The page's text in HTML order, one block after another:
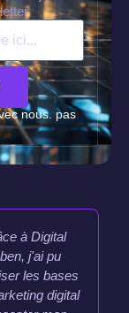
nous. pas
à Digital
j'ai pu
les bases
digital